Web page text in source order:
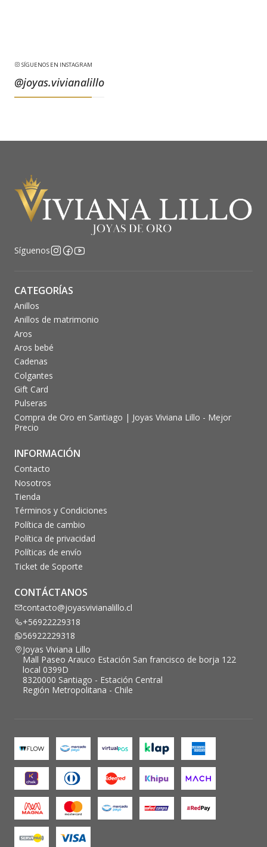
SÍGUENOS EN INSTAGRAM
@joyas.vivianalillo
Síguenos
CATEGORÍAS
Anillos
Anillos de matrimonio
Aros
Aros bebé
Cadenas
Colgantes
Gift Card
Pulseras
Compra de Oro en Santiago | Joyas Viviana Lillo - Mejor
Precio
INFORMACIÓN
Contacto
Nosotros
Tienda
Términos y Condiciones
Política de cambio
Política de privacidad
Políticas de envío
Ticket de Soporte
CONTÁCTANOS
contacto@joyasvivianalillo.cl
+56922229318
56922229318
Joyas Viviana Lillo
Mall Paseo Arauco Estación San francisco de borja 122
local 0399D
8320000 Santiago - Estación Central
Región Metropolitana - Chile